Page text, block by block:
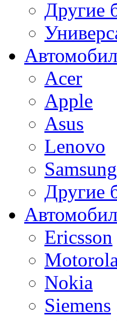
Другие
Acer
Apple
Asus
Lenovo
Samsung
Другие
Ericsson
Nokia
Siemens